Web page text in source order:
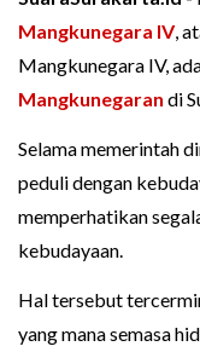
Mangkunegara IV,
Mangkunegara IV,
Mangkunegaran di
Selama memerintah
peduli dengan
memperhatikan
kebudayaan.
Hal tersebut
yang mana semasa